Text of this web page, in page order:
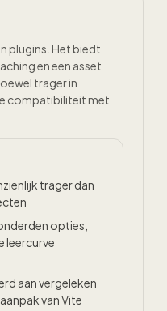
plugins. Het biedt
en een asset
trager in
compatibiliteit met
trager dan
opties,
leercurve
aan vergeleken
van Vite